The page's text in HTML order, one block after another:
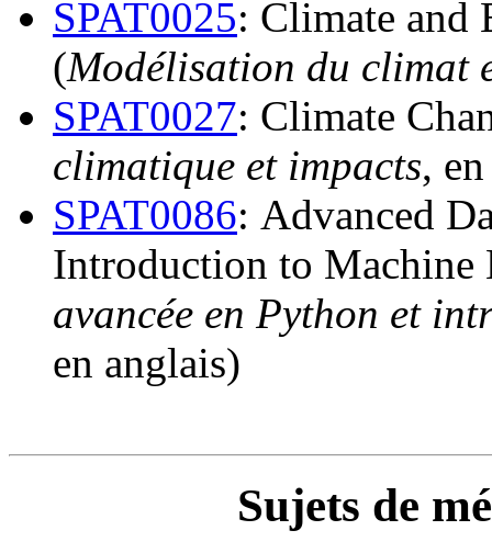
SPAT0025: Climate and
(Modélisation du climat
SPAT0027: Climate
climatique et impacts,
SPAT0086: Advanced
Introduction to Machine
avancée en Python et
en anglais)
Sujets de